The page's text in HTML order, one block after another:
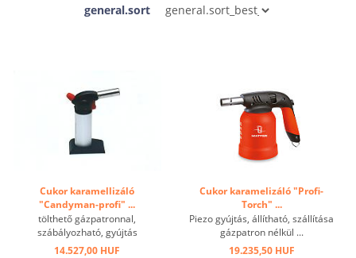
general.sort
Cukor karamellizáló
"Candyman-profi" ...
tölthető gázpatronnal,
szábályozható, gyújtás
biztosítóval ...
14.527,00 HUF
Cukor karamelizáló "Profi-
Torch" ...
Piezo gyújtás, állítható, szállítása
gázpatron nélkül ...
19.235,50 HUF